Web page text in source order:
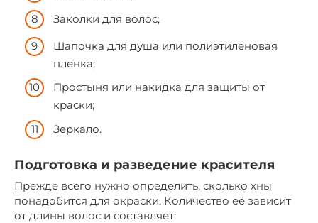
Заколки для волос;
Шапочка для душа или полиэтиленовая
пленка;
Простыня или накидка для защиты от
краски;
Зеркало.
Подготовка и разведение красителя
Прежде всего нужно определить, сколько хны
понадобится для окраски. Количество её зависит
от длины волос и составляет: